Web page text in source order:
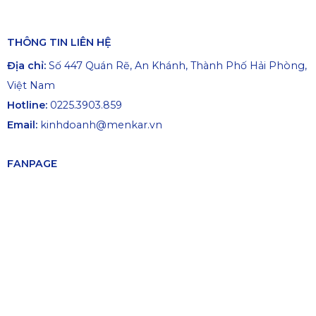
THÔNG TIN LIÊN HỆ
Địa chỉ: Số 447 Quán Rẽ, An Khánh, Thành Phố Hải Phòng,
Việt Nam
Hotline: 0225.3903.859
Email: kinhdoanh@menkar.vn
FANPAGE